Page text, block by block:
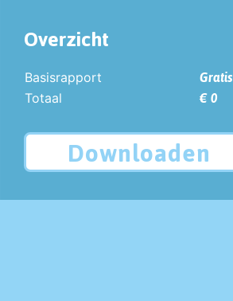
Overzicht
Basisrapport
Gratis
Totaal
€ 0
Downloaden